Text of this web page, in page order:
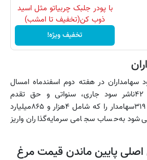
با پودر جلبک چربیاتو مثل اسید
ذوب کن(تخفیف تا امشب)
تخفیف ویژه!
سهامداران در هفته دوم اسفندماه امسال
حاکی از آن است که ۴۲ناشر سود جاری، سنواتی و حق تقدم
یک‌میلیون و ۶۵۶هزار و ۳۱۹سهامدار را که شامل ۴هزار و ۸۶۵میلیارد
می‌شود به‌حساب سجامی سرمایه‌گذاران واریز
اصلی پایین ماندن قیمت مرغ